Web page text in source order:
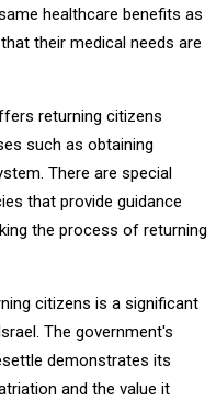
healthcare benefits as
their medical needs are
returning citizens
such as obtaining
There are special
that provide guidance
the process of returning
citizens is a significant
The government's
demonstrates its
and the value it